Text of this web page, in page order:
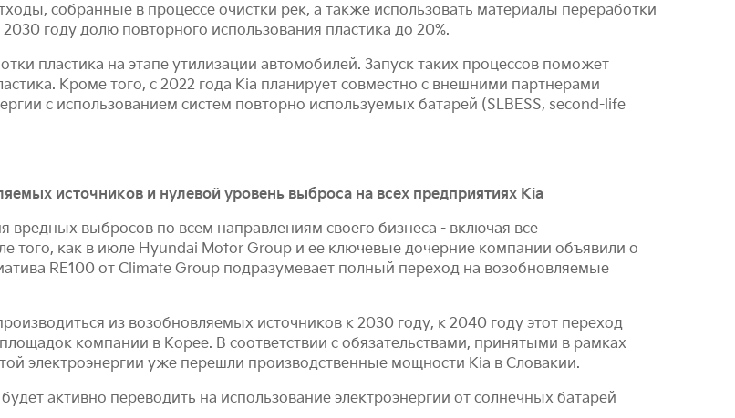
собранные в процессе очистки рек, а также использовать материалы переработки
году долю повторного использования пластика до 20%.
пластика на этапе утилизации автомобилей. Запуск таких процессов поможет
Кроме того, с 2022 года Kia планирует совместно с внешними партнерами
с использованием систем повторно используемых батарей (SLBESS, second-life
источников и нулевой уровень выброса на всех предприятиях Kia
вредных выбросов по всем направлениям своего бизнеса - включая все
того, как в июле Hyundai Motor Group и ее ключевые дочерние компании объявили о
RE100 от Climate Group подразумевает полный переход на возобновляемые
из возобновляемых источников к 2030 году, к 2040 году этот переход
компании в Корее. В соответствии с обязательствами, принятыми в рамках
электроэнергии уже перешли производственные мощности Kia в Словакии.
активно переводить на использование электроэнергии от солнечных батарей